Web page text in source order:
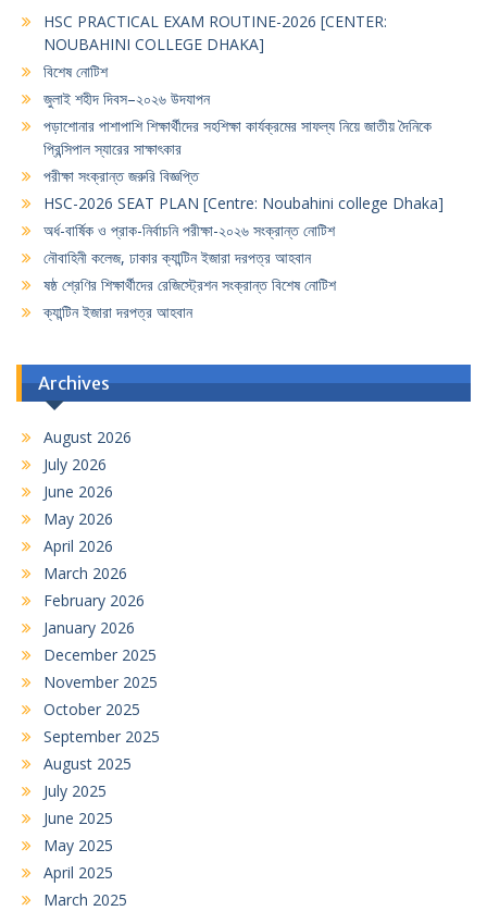
HSC PRACTICAL EXAM ROUTINE-2026 [CENTER:
NOUBAHINI COLLEGE DHAKA]
বিশেষ নোটিশ
জুলাই শহীদ দিবস–২০২৬ উদযাপন
পড়াশোনার পাশাপাশি শিক্ষার্থীদের সহশিক্ষা কার্যক্রমের সাফল্য নিয়ে জাতীয় দৈনিকে
প্রিন্সিপাল স্যারের সাক্ষাৎকার
পরীক্ষা সংক্রান্ত জরুরি বিজ্ঞপ্তি
HSC-2026 SEAT PLAN [Centre: Noubahini college Dhaka]
অর্ধ-বার্ষিক ও প্রাক-নির্বাচনি পরীক্ষা-২০২৬ সংক্রান্ত নোটিশ
নৌবাহিনী কলেজ, ঢাকার ক্যান্টিন ইজারা দরপত্র আহবান
ষষ্ঠ শ্রেণির শিক্ষার্থীদের রেজিস্ট্রেশন সংক্রান্ত বিশেষ নোটিশ
ক্যান্টিন ইজারা দরপত্র আহবান
Archives
August 2026
July 2026
June 2026
May 2026
April 2026
March 2026
February 2026
January 2026
December 2025
November 2025
October 2025
September 2025
August 2025
July 2025
June 2025
May 2025
April 2025
March 2025